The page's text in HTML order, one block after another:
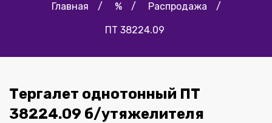
Главная / % / Распродажа /
ПТ 38224.09
Тергалет однотонный ПТ
38224.09 б/утяжелителя